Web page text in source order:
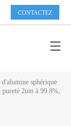
CONTACTEZ
d'alumine sphérique
pureté 2um à 99.8%,